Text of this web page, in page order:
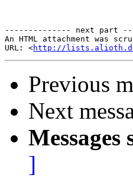
-------------- next part
An HTML attachment was
URL: <http://
Previous
Next
Messages
]